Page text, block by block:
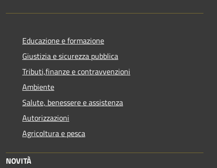
Educazione e formazione
Giustizia e sicurezza pubblica
Tributi,finanze e contravvenzioni
Ambiente
Salute, benessere e assistenza
Autorizzazioni
Agricoltura e pesca
NOVITÀ